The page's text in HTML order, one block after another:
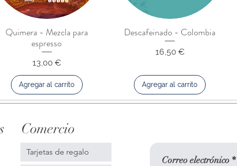
Quimera - Mezcla para
espresso
Precio
13,00 €
Agregar al carrito
Descafeinado - Colombia
Precio
16,50 €
Agregar al carrito
Comercio
Tarjetas de regalo
Correo electrónico *